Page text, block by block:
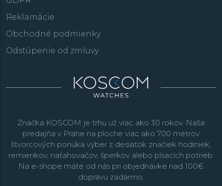
Reklamácie
Obchodné podmienky
Odstúpenie od zmluvy
Značka KOSCOM je trhu už viac ako 30 rokov. Naša
predajňa v Prahe na ploche viac ako 700 metrov
štvorcových ponúka výber z desiatok značiek hodiniek,
remienkov, naťahovačov, šperkov alebo písacích potrieb.
Na e-shope máte od nás pri objednávke nad 100€
dopravu zadarmo.